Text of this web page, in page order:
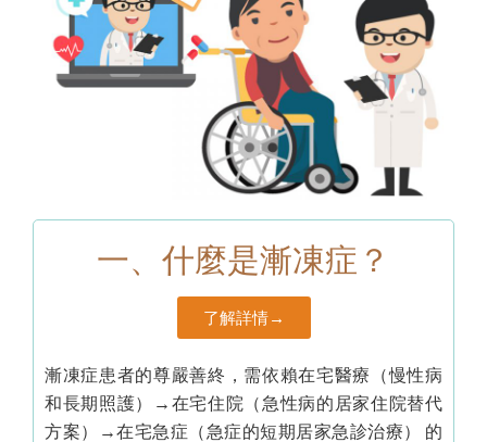
一、什麼是漸凍症？
了解詳情→
漸凍症患者的尊嚴善終，需依賴在宅醫療（慢性病
和長期照護）→在宅住院（急性病的居家住院替代
方案）→在宅急症（急症的短期居家急診治療） 的